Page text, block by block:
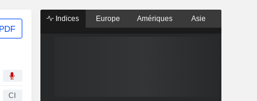
CI
Indices Europe Amériques Asie